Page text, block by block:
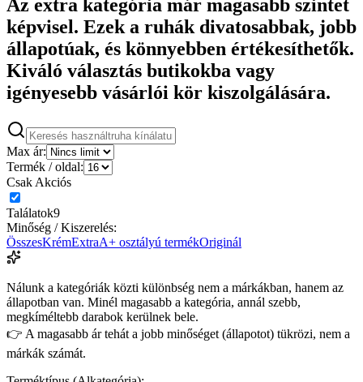
Az extra kategória már magasabb szintet
képvisel. Ezek a ruhák divatosabbak, jobb
állapotúak, és könnyebben értékesíthetők.
Kiváló választás butikokba vagy
igényesebb vásárlói kör kiszolgálására.
Max ár:
Termék / oldal:
Csak Akciós
Találatok9
Minőség / Kiszerelés:
ÖsszesKrémExtraA+ osztályú termékOriginál
Nálunk a kategóriák közti különbség nem a márkákban, hanem az
állapotban van. Minél magasabb a kategória, annál szebb,
megkíméltebb darabok kerülnek bele.
👉 A magasabb ár tehát a jobb minőséget (állapotot) tükrözi, nem a
márkák számát.